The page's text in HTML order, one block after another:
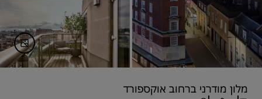
מלון מודרני ברחוב אוקספורד